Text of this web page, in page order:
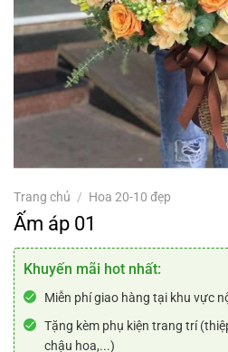
Trang chủ / Hoa 20-10 đẹp
Ấm áp 01
Khuyến mãi hot nhất:
Miễn phí giao hàng tại khu vực
Tặng kèm phụ kiện trang trí
chậu hoa,...)